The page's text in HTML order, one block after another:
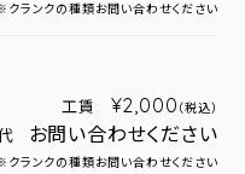
クランクの種類お問い合わせください
工賃 ¥2,000 （税込）
お問い合わせください
クランクの種類お問い合わせください